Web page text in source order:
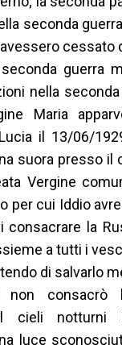
seconda
cessato
guerra
nella
Maria
il 13/06/
suora presso il
Vergine
per cui Iddio
consacrare la
a tutti i
di salvarlo
non consacrò
cieli notturni
luce